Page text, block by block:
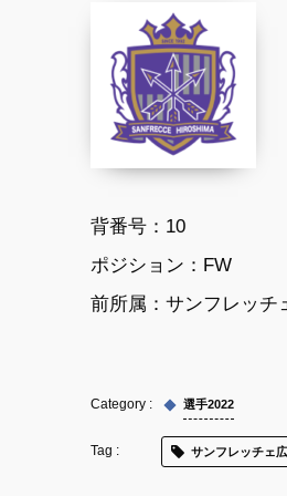
背番号：10
ポジション：FW
前所属：サンフレッチ
選手2022
サンフレッチェ